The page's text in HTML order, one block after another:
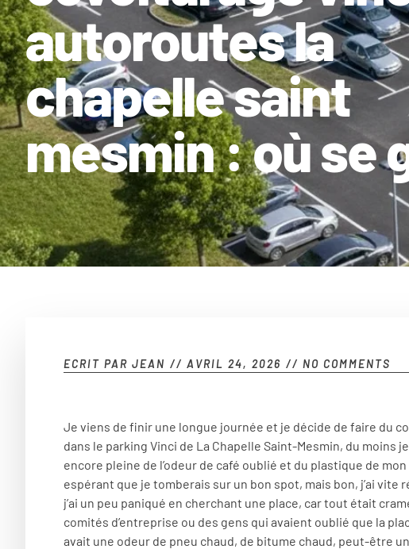
autoroutes la
chapelle saint
mesmin : où se
ECRIT PAR JEAN // AVRIL 24, 2026 // NO COMMENTS
Je viens de finir une longue journée et je décide de faire du
dans le parking Vinci de La Chapelle Saint-Mesmin, du moins
encore pleine de l’odeur de café oublié et du plastique de mon
espérant que je tomberais sur un bon spot, mais bon, j’ai
j’ai un peu paniqué en cherchant une place, car tout était
comités d’entreprise ou des gens qui avaient oublié que la
avait une odeur de pneu chaud, de bitume chaud, peut-être